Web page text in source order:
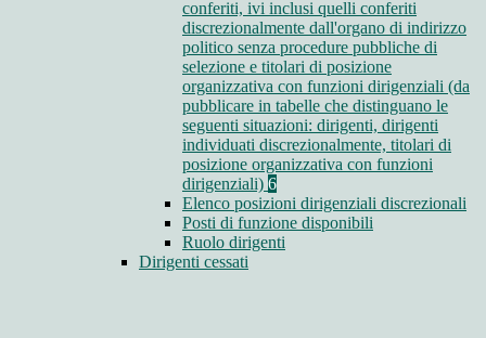
conferiti, ivi inclusi quelli conferiti
discrezionalmente dall'organo di indirizzo
politico senza procedure pubbliche di
selezione e titolari di posizione
organizzativa con funzioni dirigenziali (da
pubblicare in tabelle che distinguano le
seguenti situazioni: dirigenti, dirigenti
individuati discrezionalmente, titolari di
posizione organizzativa con funzioni
dirigenziali) 6
Elenco posizioni dirigenziali discrezionali
Posti di funzione disponibili
Ruolo dirigenti
Dirigenti cessati